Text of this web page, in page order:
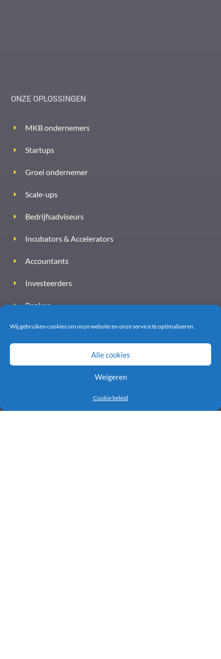
Wij gebruiken cookies om onze website en onze service te optimaliseren.
Alle cookies
Weigeren
Cookie beleid
ONZE OPLOSSINGEN
MKB ondernemers
Startups
Groei ondernemer
Scale-ups
Bedrijfsadviseurs
Incubators & Accelerators
Accountants
Investeerders
Banken